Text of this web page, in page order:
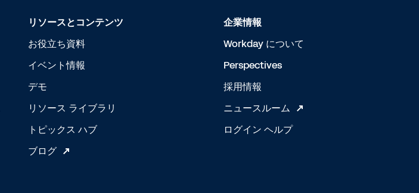
リソースとコンテンツ
お役立ち資料
イベント情報
デモ
リソース ライブラリ
トピックス ハブ
ブログ
企業情報
Workday について
Perspectives
採用情報
ニュースルーム
ログイン ヘルプ